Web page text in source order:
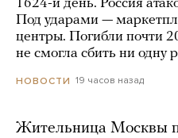
1624-й день. Россия
Под ударами —
центры. Погибли почти
не смогла сбить ни одну
НОВОСТИ 19 часов назад
Жительница Москвы